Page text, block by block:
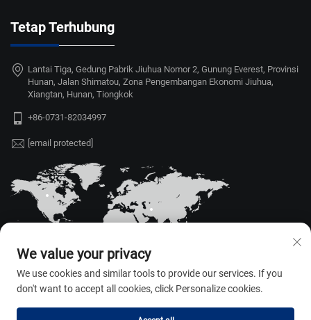
Tetap Terhubung
Lantai Tiga, Gedung Pabrik Jiuhua Nomor 2, Gunung Everest, Provinsi
Hunan, Jalan Shimatou, Zona Pengembangan Ekonomi Jiuhua,
Xiangtan, Hunan, Tiongkok
+86-0731-82034997
[email protected]
Hak Cipta © 2026 Hunan Weili Auto
We value your privacy
We use cookies and similar tools to provide our services. If you
don't want to accept all cookies, click Personalize cookies.